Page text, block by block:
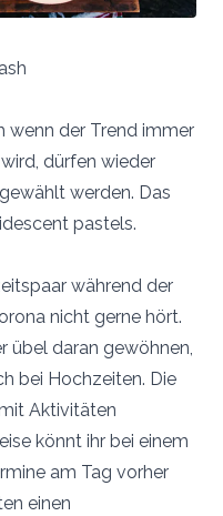
wenn der Trend immer
dürfen wieder
werden. Das
pastels.
während der
nicht gerne hört.
übel daran gewöhnen,
bei Hochzeiten. Die
Aktivitäten
könnt ihr bei einem
am Tag vorher
einen